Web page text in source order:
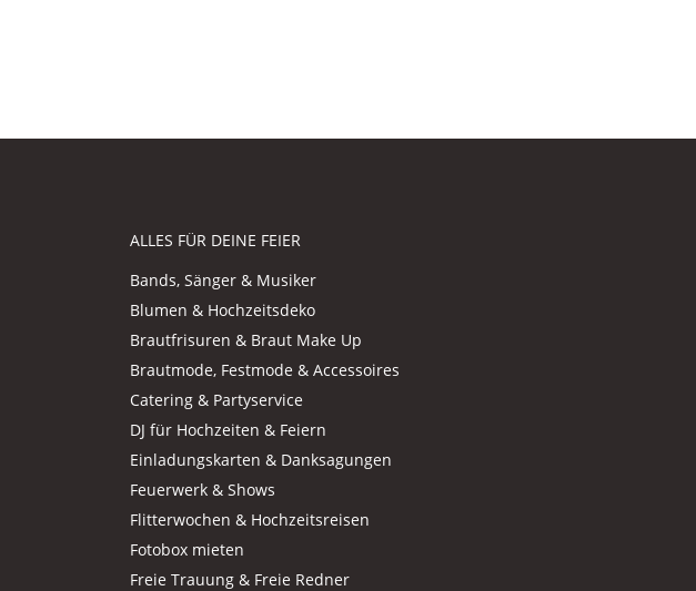
ALLES FÜR DEINE FEIER
Bands, Sänger & Musiker
Blumen & Hochzeitsdeko
Brautfrisuren & Braut Make Up
Brautmode, Festmode & Accessoires
Catering & Partyservice
DJ für Hochzeiten & Feiern
Einladungskarten & Danksagungen
Feuerwerk & Shows
Flitterwochen & Hochzeitsreisen
Fotobox mieten
Freie Trauung & Freie Redner